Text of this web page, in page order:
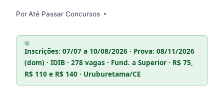
PorAté Passar Concursos
Inscrições: 07/07 a 10/08/2026 · Prova: 08/11/2026
(dom) · IDIB · 278 vagas · Fund. a Superior · R$ 75,
R$ 110 e R$ 140 · Uruburetama/CE